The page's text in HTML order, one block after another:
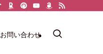
お問い合わせ